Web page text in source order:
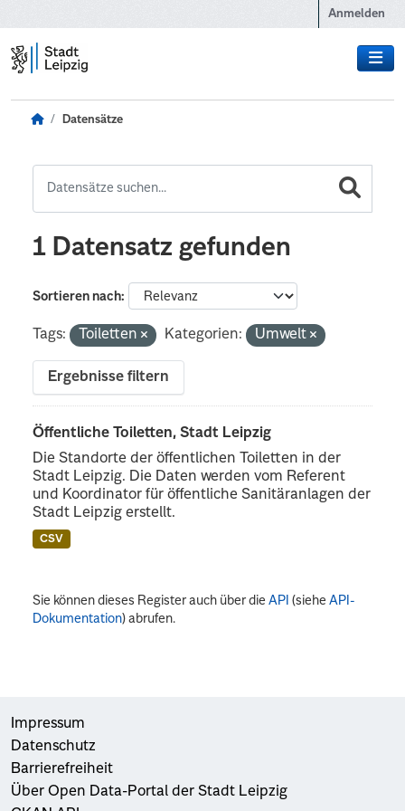
Anmelden
Datensätze
1 Datensatz gefunden
Sortieren nach
Tags: Toiletten Kategorien: Umwelt
Ergebnisse filtern
Öffentliche Toiletten, Stadt Leipzig
Die Standorte der öffentlichen Toiletten in der
Stadt Leipzig. Die Daten werden vom Referent
und Koordinator für öffentliche Sanitäranlagen der
Stadt Leipzig erstellt.
CSV
Sie können dieses Register auch über dieAPI (sieheAPI-
Dokumentation) abrufen.
Impressum
Datenschutz
Barrierefreiheit
Über Open Data-Portal der Stadt Leipzig